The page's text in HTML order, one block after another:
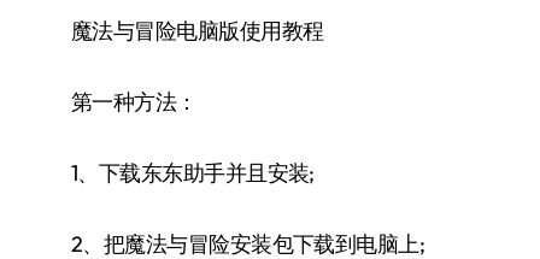
魔法与冒险电脑版使用教程
第一种方法：
1、下载东东助手并且安装;
2、把魔法与冒险安装包下载到电脑上;